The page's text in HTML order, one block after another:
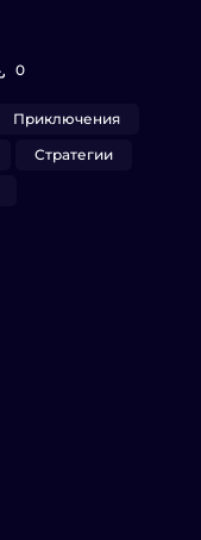
0
Приключения
Стратегии